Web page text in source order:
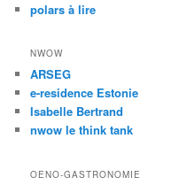
polars à lire
NWOW
ARSEG
e-residence Estonie
Isabelle Bertrand
nwow le think tank
OENO-GASTRONOMIE